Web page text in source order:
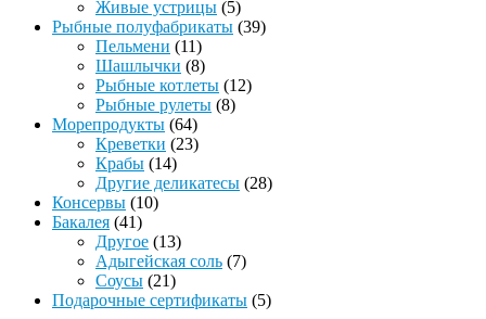
Живые устрицы (5)
Рыбные полуфабрикаты (39)
Пельмени (11)
Шашлычки (8)
Рыбные котлеты (12)
Рыбные рулеты (8)
Морепродукты (64)
Креветки (23)
Крабы (14)
Другие деликатесы (28)
Консервы (10)
Бакалея (41)
Другое (13)
Адыгейская соль (7)
Соусы (21)
Подарочные сертификаты (5)